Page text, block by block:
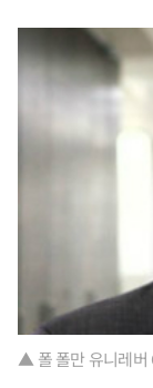
▲ 폴 폴만 유니레버